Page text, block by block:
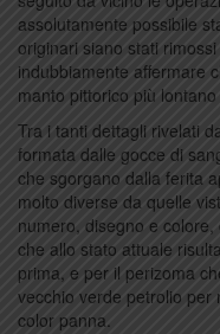
assolutamente possibile
originari siano stati
indubbiamente affermare
manto pittorico più lontano
Tra i tanti dettagli rivelati
formata dalle gocce di
che sgorgano dalla ferita
molto diverse da quelle
numero, disegno e
che allo stato attuale
prima, e per il perizoma
vecchio verde petrolio per
color panna.